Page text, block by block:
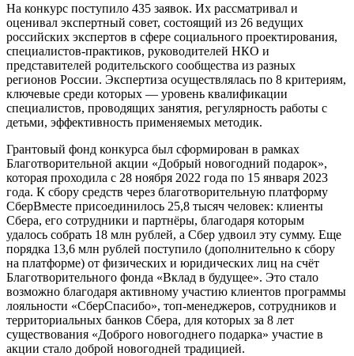
На конкурс поступило 435 заявок. Их рассматривал и
оценивал экспертный совет, состоящий из 26 ведущих
российских экспертов в сфере социального проектирования,
специалистов-практиков, руководителей НКО и
представителей родительского сообщества из разных
регионов России. Экспертиза осуществлялась по 8 критериям,
ключевые среди которых — уровень квалификации
специалистов, проводящих занятия, регулярность работы с
детьми, эффективность применяемых методик.
Грантовый фонд конкурса был сформирован в рамках
Благотворительной акции «Добрый новогодний подарок»,
которая проходила с 28 ноября 2022 года по 15 января 2023
года. К сбору средств через благотворительную платформу
СберВместе присоединилось 25,8 тысяч человек: клиенты
Сбера, его сотрудники и партнёры, благодаря которым
удалось собрать 18 млн рублей, а Сбер удвоил эту сумму. Еще
порядка 13,6 млн рублей поступило (дополнительно к сбору
на платформе) от физических и юридических лиц на счёт
Благотворительного фонда «Вклад в будущее». Это стало
возможно благодаря активному участию клиентов программы
лояльности «СберСпасибо», топ-менеджеров, сотрудников и
территориальных банков Сбера, для которых за 8 лет
существования «Доброго новогоднего подарка» участие в
акции стало доброй новогодней традицией.